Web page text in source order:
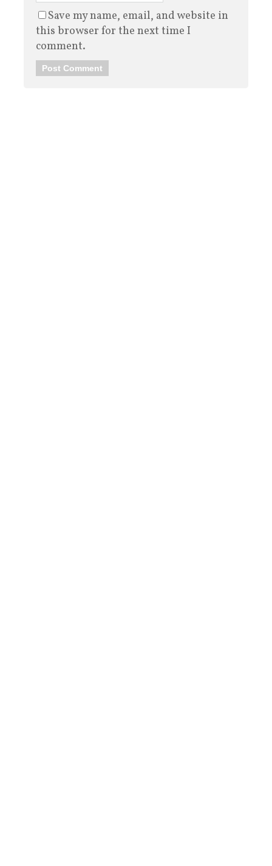
Save my name, email, and website in
this browser for the next time I
comment.